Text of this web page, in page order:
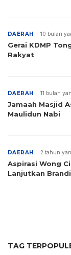
DAERAH 10 bulan
Gerai KDMP
Rakyat
DAERAH 11 bulan
Jamaah Masjid
Maulidun Nabi
DAERAH 2 tahun
Aspirasi Wong
Lanjutkan
TAG